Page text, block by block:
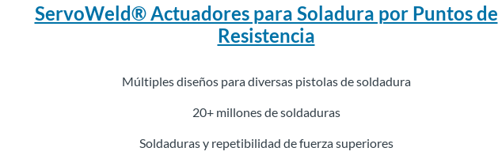
ServoWeld® Actuadores para Soladura por Puntos de
Resistencia
Múltiples diseños para diversas pistolas de soldadura
20+ millones de soldaduras
Soldaduras y repetibilidad de fuerza superiores